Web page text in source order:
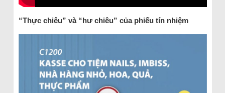
“Thực chiêu” và “hư chiêu” của phiếu tín nhiệm